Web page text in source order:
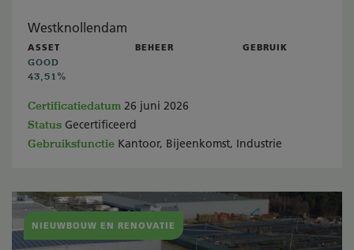
Westknollendam
ASSET
GOOD
43,51%
BEHEER GEBRUIK
Certificatiedatum 26 juni 2026
Status Gecertificeerd
Gebruiksfunctie Kantoor, Bijeenkomst, Industrie
NIEUWBOUW EN RENOVATIE